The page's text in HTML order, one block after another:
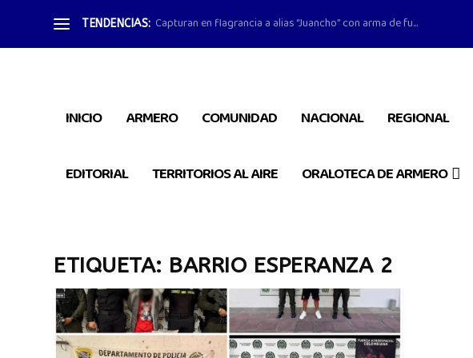
TENDENCIAS: Capturan en flagrancia a alias “Juancho” con arma de fu...
INICIO ARMERO COMUNIDAD NACIONAL REGIONAL
EDITORIAL TERRITORIOS AL AIRE ORALOTECA DE ARMERO
ETIQUETA: BARRIO ESPERANZA 2